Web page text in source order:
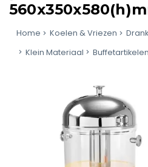
Home Koelen & Vriezen
Klein Materiaal
Buffetartikelen